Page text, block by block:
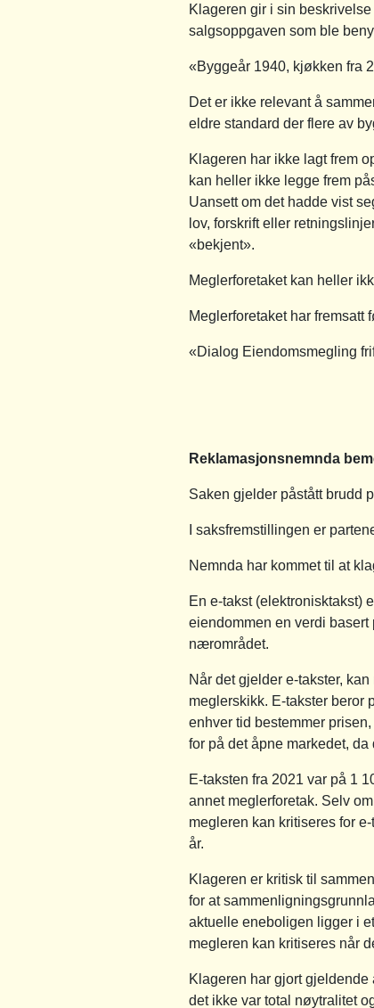
Klageren gir i sin
salgsoppgaven som ble
«Byggeår 1940, kjøkken fra
Det er ikke relevant å
eldre standard der flere av
Klageren har ikke lagt frem
kan heller ikke legge frem
Uansett om det hadde vist
lov, forskrift eller
«bekjent».
Meglerforetaket kan heller
Meglerforetaket har fremsatt
«Dialog Eiendomsmegling
Reklamasjonsnemnda
Saken gjelder påstått brudd
I saksfremstillingen er
Nemnda har kommet til at
En e-takst (elektronisktakst)
eiendommen en verdi
nærområdet.
Når det gjelder e-takster,
meglerskikk. E-takster beror
enhver tid bestemmer
for på det åpne markedet,
E-taksten fra 2021 var på 1
annet meglerforetak. Selv
megleren kan kritiseres for
år.
Klageren er kritisk til
for at
aktuelle eneboligen ligger i
megleren kan kritiseres når
Klageren har gjort
det ikke var total nøytralitet